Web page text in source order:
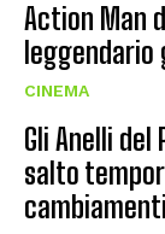
Action Man
CINEMA
Gli Anelli
salto